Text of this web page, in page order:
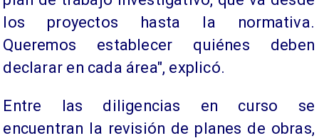
los proyectos hasta la normativa.
Queremos establecer quiénes deben
declarar en cada área", explicó.
Entre las diligencias en curso se
encuentran la revisión de planes de obras,